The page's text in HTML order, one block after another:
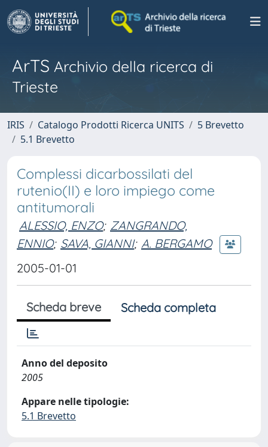
ArTS Archivio della ricerca di
Trieste
IRIS Catalogo Prodotti Ricerca UNITS
5 Brevetto
5.1 Brevetto
Complessi dicarbossilati del
rutenio(II) e loro impiego come
antitumorali
ALESSIO, ENZO; ZANGRANDO,
ENNIO; SAVA, GIANNI; A. BERGAMO
2005-01-01
Scheda breve Scheda completa
Anno del deposito
2005
Appare nelle tipologie:
5.1 Brevetto